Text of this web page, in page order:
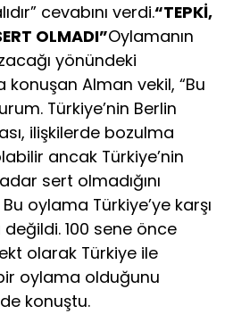
cevabını verdi.“TEPKİ,
OLMADI”Oylamanın
yönündeki
konuşan Alman vekil, “Bu
Türkiye’nin Berlin
ilişkilerde bozulma
ancak Türkiye’nin
sert olmadığını
oylama Türkiye’ye karşı
100 sene önce
olarak Türkiye ile
oylama olduğunu
konuştu.